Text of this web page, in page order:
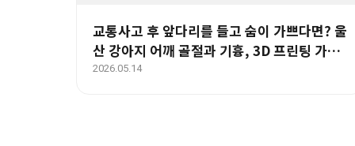
교통사고 후 앞다리를 들고 숨이 가쁘다면? 울
산 강아지 어깨 골절과 기흉, 3D 프린팅 가이
드 수술과 재활 치료 사례
2026.05.14